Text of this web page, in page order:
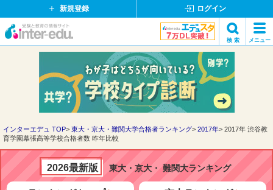
新規登録 ログイン
イ
ド
ッ
ト
検 索 メニュー
検索
インターエデュ TOP 東大・京大・難関大学合格者ランキング 2017年
2017年 渋谷教
育学園幕張高等学校合格者数 昨年比較
2026最新版 東大・京大・ 難関大ランキング